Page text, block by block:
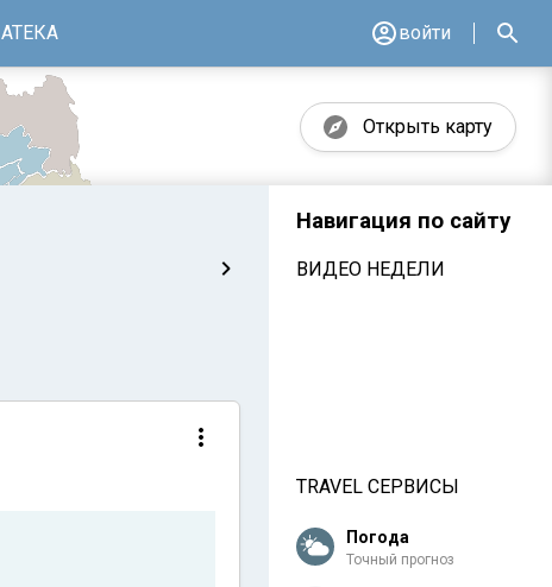
войти
Открыть карту
Навигация по сайту
ВИДЕО НЕДЕЛИ
TRAVEL СЕРВИСЫ
Погода
Точный прогноз